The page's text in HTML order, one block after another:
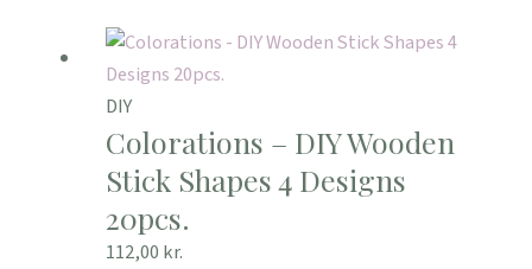
DIY
Colorations – DIY Wooden
Stick Shapes 4 Designs
20pcs.
112,00 kr.